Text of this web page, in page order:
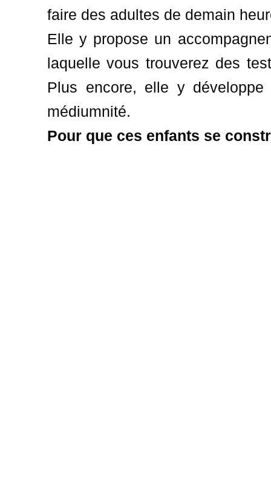
faire des adultes de demain
Elle y propose un
laquelle vous trouverez des
Plus encore, elle y
médiumnité.
Pour que ces enfants se